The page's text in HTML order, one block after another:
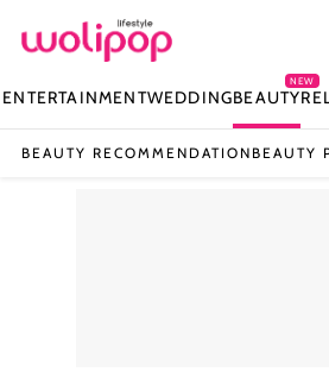
ENTERTAINMENTWEDDINGBEAUTY
NEW
BEAUTY RECOMMENDATION BEAUTY